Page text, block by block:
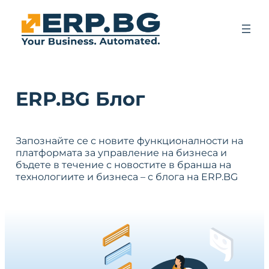
ERP.BG Блог
Запознайте се с новите функционалности на
платформата за управление на бизнеса и
бъдете в течение с новостите в бранша на
технологиите и бизнеса – с блога на ERP.BG